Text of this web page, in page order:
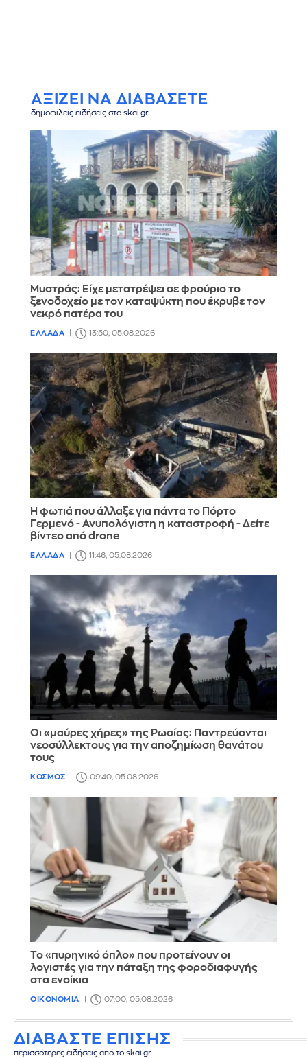
ΑΞΙΖΕΙ ΝΑ ΔΙΑΒΑΣΕΤΕ
δημοφιλείς ειδήσεις στο skai.gr
Mυστράς: Είχε μετατρέψει σε φρούριο το
ξενοδοχείο με τον καταψύκτη που έκρυβε τον
νεκρό πατέρα του
ΕΛΛΑΔΑ 13:50, 05.08.2026
Η φωτιά που άλλαξε για πάντα το Πόρτο
Γερμενό - Ανυπολόγιστη η καταστροφή - Δείτε
βίντεο από drone
ΕΛΛΑΔΑ 11:46, 05.08.2026
Οι «μαύρες χήρες» της Ρωσίας: Παντρεύονται
νεοσύλλεκτους για την αποζημίωση θανάτου
τους
ΚΟΣΜΟΣ 09:40, 05.08.2026
Το «πυρηνικό όπλο» που προτείνουν οι
λογιστές για την πάταξη της φοροδιαφυγής
στα ενοίκια
ΟΙΚΟΝΟΜΙΑ 07:00, 05.08.2026
ΔΙΑΒΑΣΤΕ ΕΠΙΣΗΣ
περισσότερες ειδήσεις από το skai.gr